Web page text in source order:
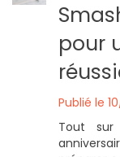
pour
Publié le
Tout